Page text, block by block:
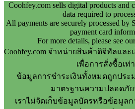
Coohfey.com sells digital products and
data required to
All payments are securely processed by
payment card
For more details, please see
Coohfey.com จำหน่ายสินค้าดิจิทัลแล
เพื่อการสั่งซื้อเท่
ข้อมูลการชำระเงินทั้งหมดถูกประ
มาตรฐานความปลอดภั
เราไม่จัดเก็บข้อมูลบัตรหรือข้อมูล